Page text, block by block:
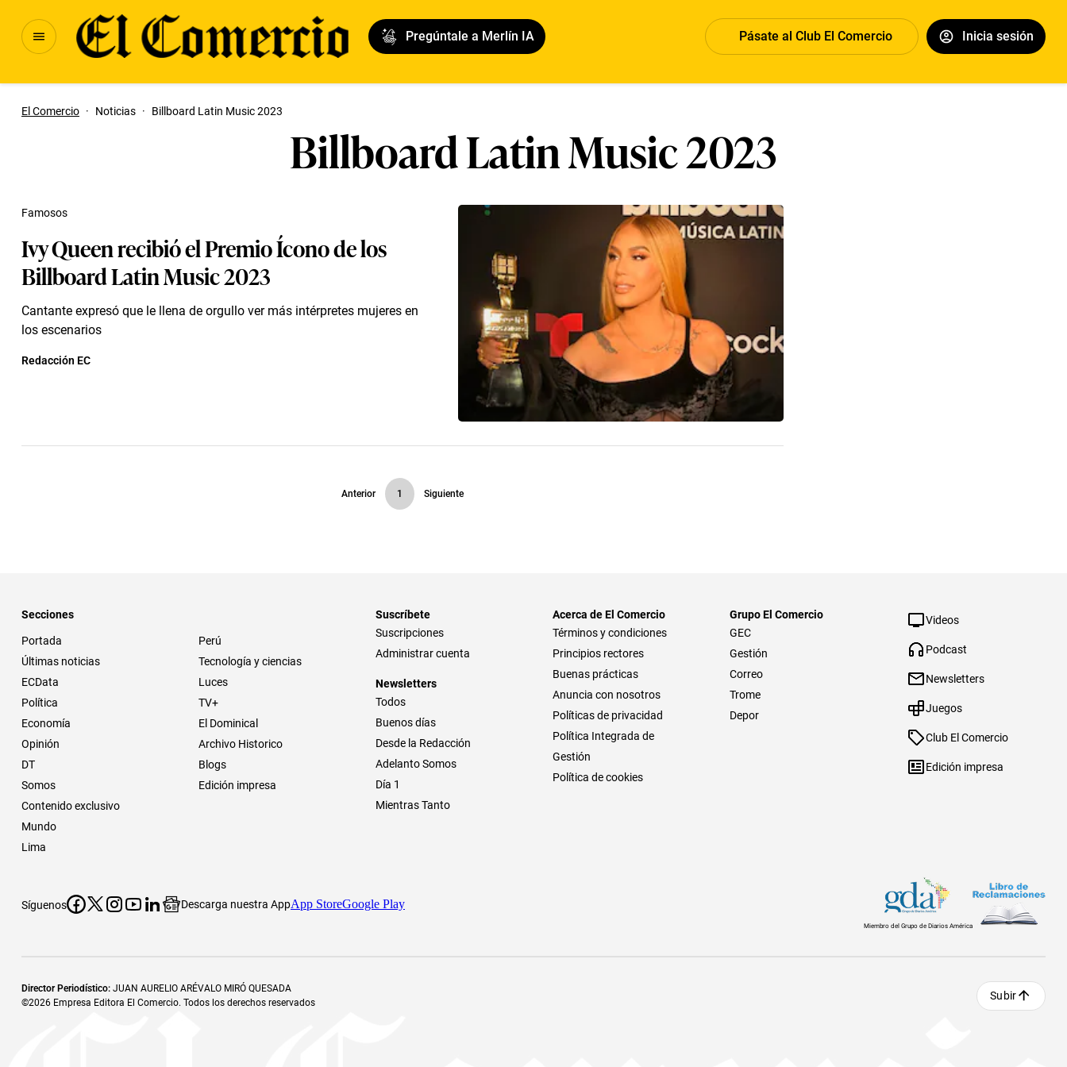
Pregúntale a Merlín IA Pásate al Club El Comercio Inicia sesión
El Comercio · Noticias · Billboard Latin Music 2023
Billboard Latin Music 2023
Ivy Queen recibió el Premio Ícono de los
Billboard Latin Music 2023
Cantante expresó que le llena de orgullo ver más intérpretes mujeres en
los escenarios
Famosos
Redacción EC
Anterior 1 Siguiente
Secciones
Portada
Últimas noticias
ECData
Política
Economía
Opinión
DT
Somos
Contenido exclusivo
Mundo
Lima
Perú
Tecnología y ciencias
Luces
TV+
El Dominical
Archivo Historico
Blogs
Edición impresa
Suscríbete
Suscripciones
Administrar cuenta
Newsletters
Todos
Buenos días
Desde la Redacción
Adelanto Somos
Día 1
Mientras Tanto
Acerca de El Comercio
Términos y condiciones
Principios rectores
Buenas prácticas
Anuncia con nosotros
Políticas de privacidad
Política Integrada de
Gestión
Política de cookies
Grupo El Comercio
GEC
Gestión
Correo
Trome
Depor
Videos
Podcast
Newsletters
Juegos
Club El Comercio
Edición impresa
Síguenos Descarga nuestra AppApp StoreGoogle Play
Miembro del Grupo de Diarios América
Director Periodístico: JUAN AURELIO ARÉVALO MIRÓ QUESADA
©2026 Empresa Editora El Comercio. Todos los derechos reservados
Subir